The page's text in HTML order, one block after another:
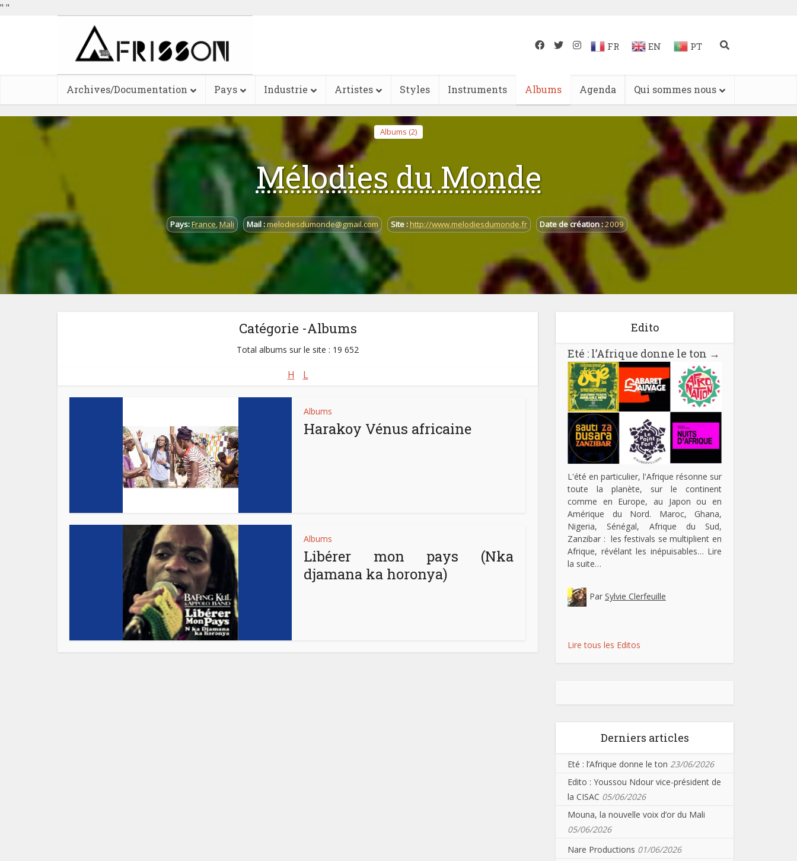
" "
FR EN PT
Archives/Documentation Pays Industrie Artistes Styles Instruments Albums Agenda Qui sommes nous
Albums (2)
Mélodies du Monde
Pays:France,Mali Mail :melodiesdumonde@gmail.com Site : http://www.melodiesdumonde.fr Date de création :2009
Catégorie -Albums
Total albums sur le site : 19 652
H L
Albums
Harakoy Vénus africaine
Albums
Libérer mon pays (Nka
djamana ka horonya)
Edito
Eté : l’Afrique donne le ton →
L'été en particulier, l'Afrique résonne sur
toute la planète, sur le continent
comme en Europe, au Japon ou en
Amérique du Nord. Maroc, Ghana,
Nigeria, Sénégal, Afrique du Sud,
Zanzibar : les festivals se multiplient en
Afrique, révélant les inépuisables… Lire
la suite…
Par Sylvie Clerfeuille
Lire tous les Editos
Derniers articles
Eté : l’Afrique donne le ton 23/06/2026
Edito : Youssou Ndour vice-président de
la CISAC 05/06/2026
Mouna, la nouvelle voix d’or du Mali
05/06/2026
Nare Productions 01/06/2026